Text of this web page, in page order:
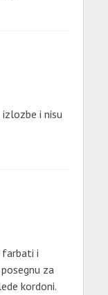
i nisu
farbati i
za
kordoni.